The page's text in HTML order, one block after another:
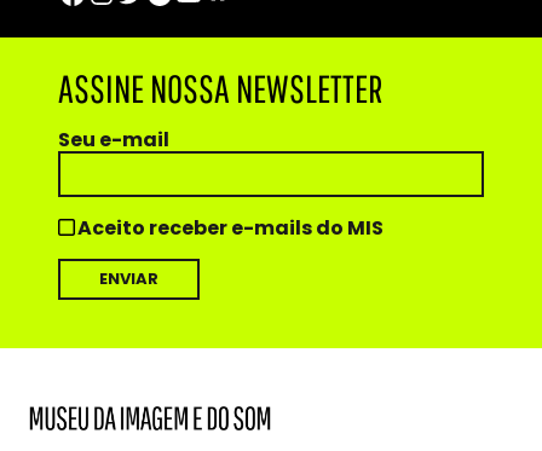
ASSINE NOSSA NEWSLETTER
Seu e-mail
Aceito receber e-mails do MIS